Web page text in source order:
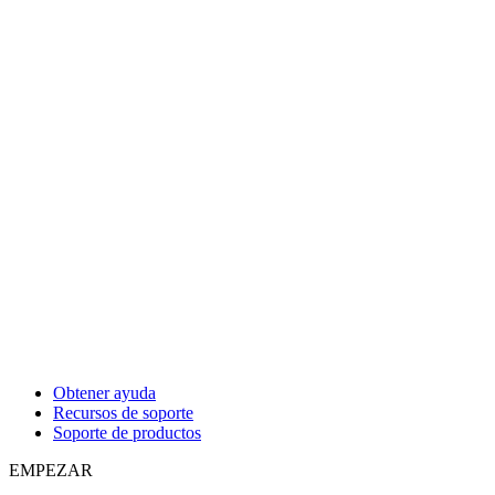
Obtener ayuda
Recursos de soporte
Soporte de productos
EMPEZAR